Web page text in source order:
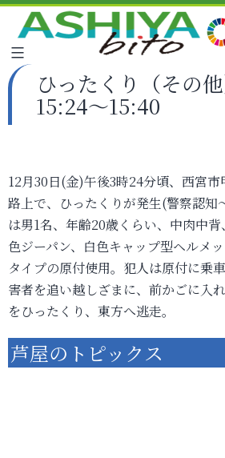
ひったくり（その
15:24～15:40
12月30日(金)午後3時24分頃、西宮
路上で、ひったくりが発生(警察認知
は男1名、年齢20歳くらい、中肉中
色ジーパン、白色キャップ型ヘルメ
タイプの原付使用。犯人は原付に乗
害者を追い越しざまに、前かごに入
をひったくり、東方へ逃走。
芦屋のトピックス